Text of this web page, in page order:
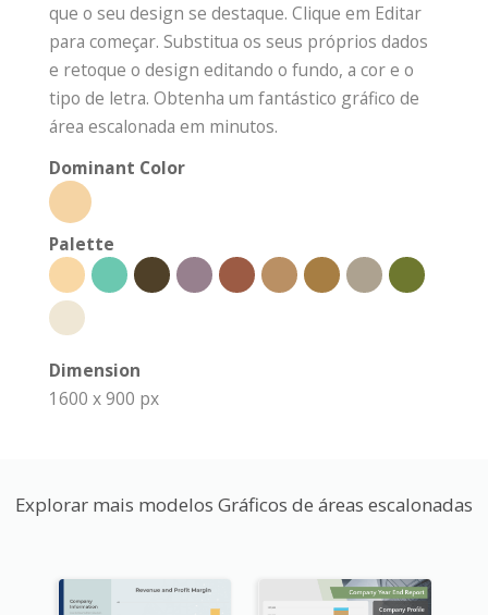
que o seu design se destaque. Clique em Editar
para começar. Substitua os seus próprios dados
e retoque o design editando o fundo, a cor e o
tipo de letra. Obtenha um fantástico gráfico de
área escalonada em minutos.
Dominant Color
Palette
Dimension
1600 x 900 px
Explorar mais modelos Gráficos de áreas escalonadas